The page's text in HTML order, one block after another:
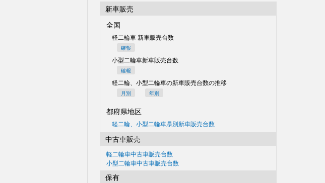
新車販売
全国
軽二輪車 新車販売台数
確報
小型二輪車新車販売台数
確報
軽二輪、小型二輪車の新車販売台数の推移
月別 年別
都府県地区
軽二輪、小型二輪車県別新車販売台数
中古車販売
軽二輪車中古車販売台数
小型二輪車中古車販売台数
保有